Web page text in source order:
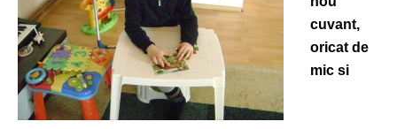
cuvant,
oricat de
mic si